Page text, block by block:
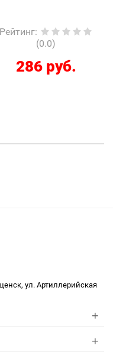
Рейтинг:
(0.0)
286 руб.
ул. Артиллерийская
+
+